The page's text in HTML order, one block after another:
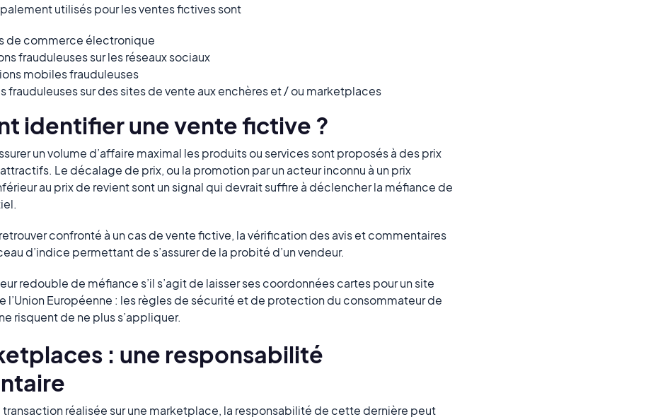
utilisés pour les ventes fictives sont
de commerce électronique
frauduleuses sur les réseaux sociaux
mobiles frauduleuses
frauduleuses sur des sites de vente aux enchères et / ou marketplaces
identifier une vente fictive ?
un volume d’affaire maximal les produits ou services sont proposés à des prix
Le décalage de prix, ou la promotion par un acteur inconnu à un prix
au prix de revient sont un signal qui devrait suffire à déclencher la méfiance de
confronté à un cas de vente fictive, la vérification des avis et commentaires
d’indice permettant de s’assurer de la probité d’un vendeur.
redouble de méfiance s’il s’agit de laisser ses coordonnées cartes pour un site
l’Union Européenne : les règles de sécurité et de protection du consommateur de
risquent de ne plus s’appliquer.
: une responsabilité
transaction réalisée sur une marketplace, la responsabilité de cette dernière peut